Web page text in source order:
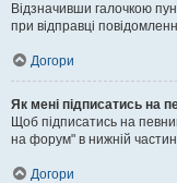
Відзначивши галочкою
при відправці
Догори
Як мені підписатись на
Щоб підписатись на
на форум" в нижній
Догори